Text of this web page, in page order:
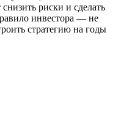
снизить риски и сделать
инвестора — не
стратегию на годы